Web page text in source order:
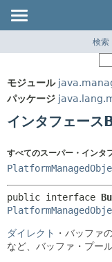
パッケージ
使用
ツリー
プレビュー
新規
非推奨
索引
検索
モジュール
パッケージ
インタフェー
すべてのスーパー・インタ
public interface
ダイレクト ・バッファ
など、バッファ・プー